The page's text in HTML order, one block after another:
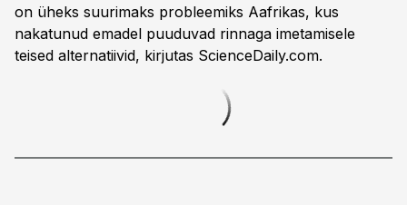
on üheks suurimaks probleemiks Aafrikas, kus
nakatunud emadel puuduvad rinnaga imetamisele
teised alternatiivid, kirjutas ScienceDaily.com.